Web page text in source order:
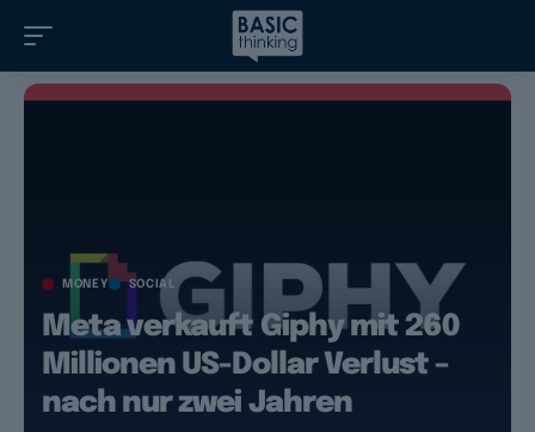
MONEY SOCIAL
Meta verkauft Giphy mit 260
Millionen US-Dollar Verlust –
nach nur zwei Jahren